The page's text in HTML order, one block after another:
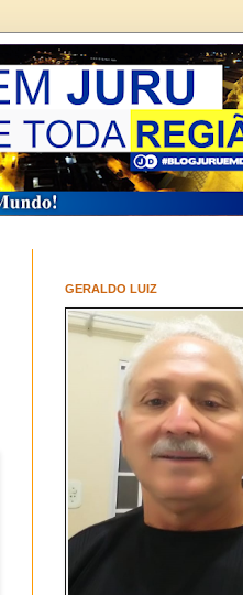
GERALDO LUIZ